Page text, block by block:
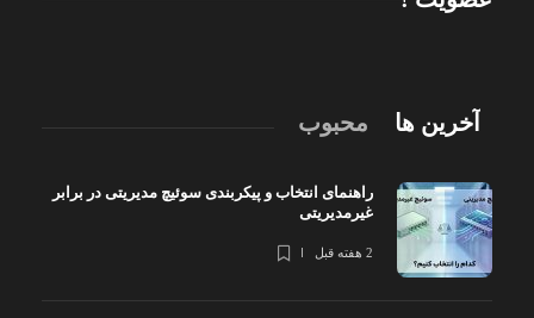
آخرین ها محبوب
راهنمای انتخاب و پیکربندی سوئیچ مدیریتی در برابر
غیرمدیریتی
2 هفته قبل